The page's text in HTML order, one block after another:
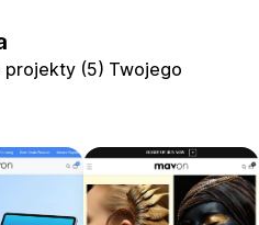
projekty (5) Twojego